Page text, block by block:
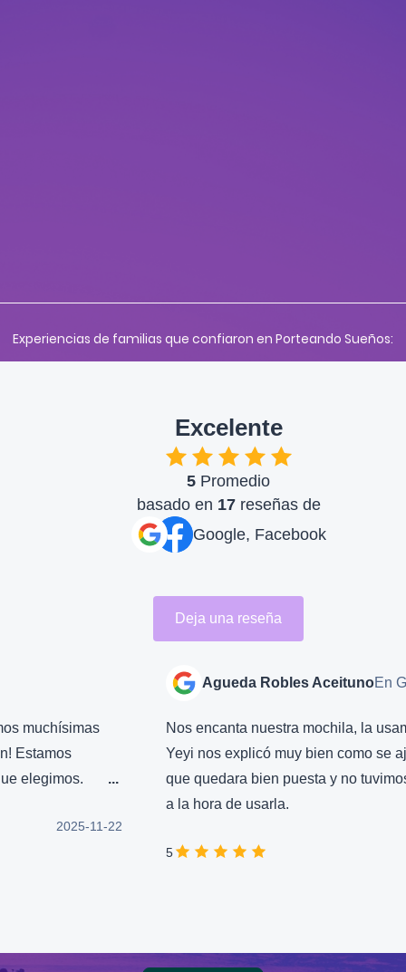
Experiencias de familias que confiaron en Porteando Sueños:
Excelente
5 Promedio
basado en 17reseñas de
Google, Facebook
Deja una reseña
...
11-22
Agueda Robles AceitunoEn Google
Nos encanta nuestra mochila, la usamos a
Yeyi nos explicó muy bien como se ajustaba
que quedara bien puesta y no tuvimos
a la hora de usarla.